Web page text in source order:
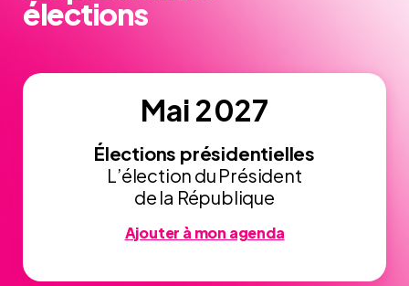
élections
Mai 2027
Élections présidentielles
L’élection du Président
de la République
Ajouter à mon agenda